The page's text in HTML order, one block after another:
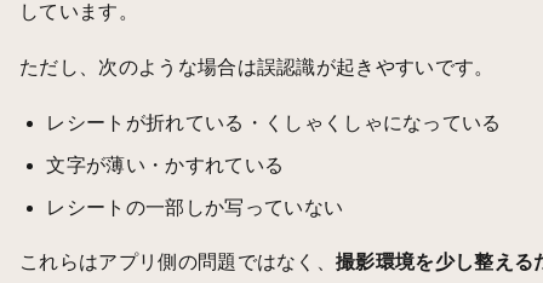
しています。
ただし、次のような場合は誤認識が起きやすいです。
レシートが折れている・くしゃくしゃになっている
文字が薄い・かすれている
レシートの一部しか写っていない
これらはアプリ側の問題ではなく、撮影環境を少し整える